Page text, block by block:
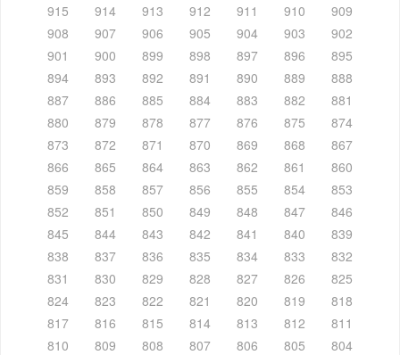
915
914 913 912 911 910
909
908
907 906 905 904 903
902
901
900 899 898 897 896
895
894
893 892 891 890 889
888
887
886 885 884 883 882
881
880
879 878 877 876 875
874
873
872 871 870 869 868
867
866
865 864 863 862 861
860
859
858 857 856 855 854
853
852
851 850 849 848 847
846
845
844 843 842 841 840
839
838
837 836 835 834 833
832
831
830 829 828 827 826
825
824
823 822 821 820 819
818
817
816 815 814 813 812
811
810
809 808 807 806 805 804